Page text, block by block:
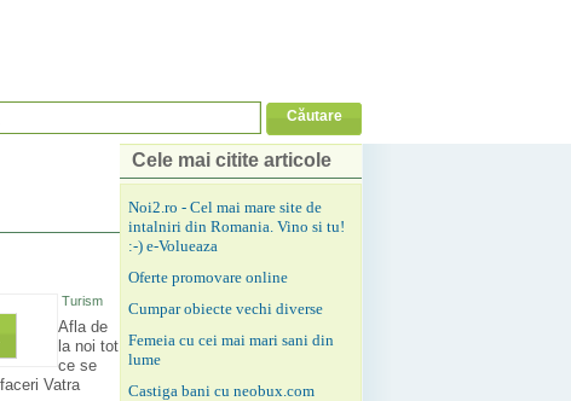
Turism
Afla de
la noi tot
ce se
Vatra
Cele mai citite articole
Noi2.ro - Cel mai mare site de
intalniri din Romania. Vino si tu!
:-) e-Volueaza
Oferte promovare online
Cumpar obiecte vechi diverse
Femeia cu cei mai mari sani din
lume
Castiga bani cu neobux.com